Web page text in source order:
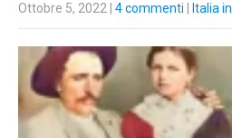
Ottobre 5, 2022 4 commenti Italia